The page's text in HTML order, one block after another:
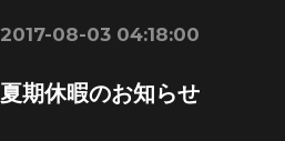
2017-08-03 04:18:00
夏期休暇のお知らせ